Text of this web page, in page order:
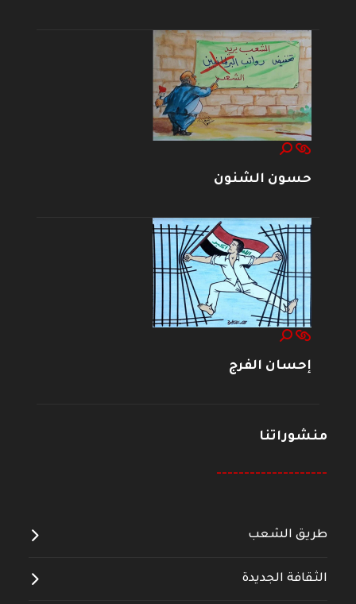
حسون الشنون
إحسان الفرج
منشوراتنا
--------------------
طريق الشعب
الثقافة الجديدة